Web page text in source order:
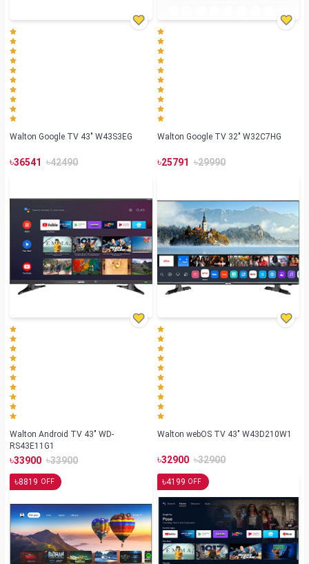
Walton Google TV 43" W43S3EG
৳36541 ৳42490
Walton Google TV 32" W32C7HG
৳25791 ৳29990
Walton Android TV 43" WD-
RS43E11G1
৳33900 ৳33900
Walton webOS TV 43" W43D210W1
৳32900 ৳32900
৳8819 OFF ৳4199 OFF